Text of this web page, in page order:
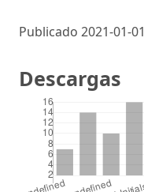
Publicado 2021-01-01
Descargas